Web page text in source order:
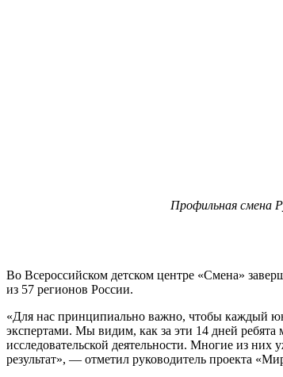
Профильная смена
Во Всероссийском детском центре «Смена»
из 57 регионов России.
«Для нас принципиально важно, чтобы каждый
экспертами. Мы видим, как за эти 14 дней ребята
исследовательской деятельности. Многие из них
результат», — отметил руководитель проекта